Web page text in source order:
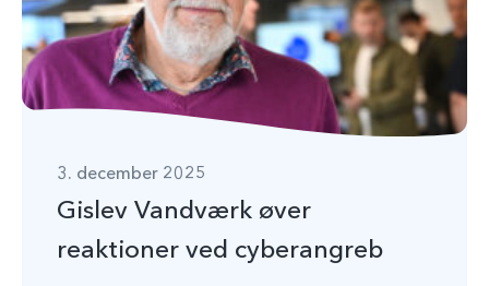
3. december 2025
Gislev Vandværk øver
reaktioner ved cyberangreb